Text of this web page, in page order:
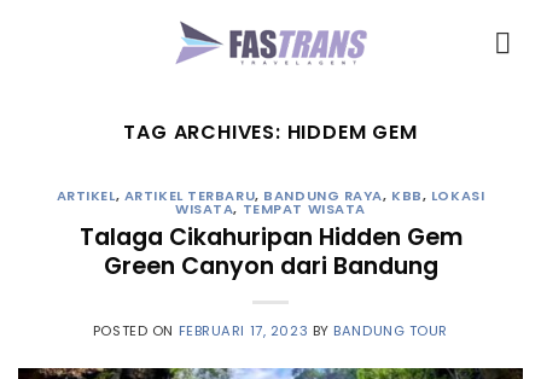
TAG ARCHIVES: HIDDEM GEM
ARTIKEL, ARTIKEL TERBARU, BANDUNG RAYA, KBB, LOKASI
WISATA, TEMPAT WISATA
Talaga Cikahuripan Hidden Gem
Green Canyon dari Bandung
POSTED ON FEBRUARI 17, 2023 BY BANDUNG TOUR